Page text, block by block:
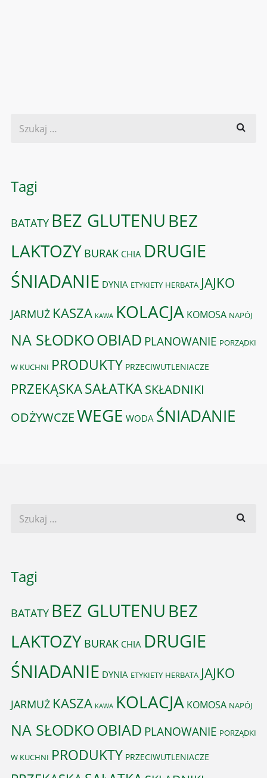
Tagi
BATATY BEZ GLUTENU BEZ
LAKTOZY BURAK CHIA DRUGIE
ŚNIADANIE DYNIA ETYKIETY HERBATA JAJKO
JARMUŻ KASZA KAWA KOLACJA KOMOSA NAPÓJ
NA SŁODKOOBIAD PLANOWANIE PORZĄDKI
W KUCHNI PRODUKTY PRZECIWUTLENIACZE
PRZEKĄSKASAŁATKASKŁADNIKI
ODŻYWCZEWEGE WODA ŚNIADANIE
Tagi
BATATY BEZ GLUTENU BEZ
LAKTOZY BURAK CHIA DRUGIE
ŚNIADANIE DYNIA ETYKIETY HERBATA JAJKO
JARMUŻ KASZA KAWA KOLACJA KOMOSA NAPÓJ
NA SŁODKOOBIAD PLANOWANIE PORZĄDKI
W KUCHNI PRODUKTY PRZECIWUTLENIACZE